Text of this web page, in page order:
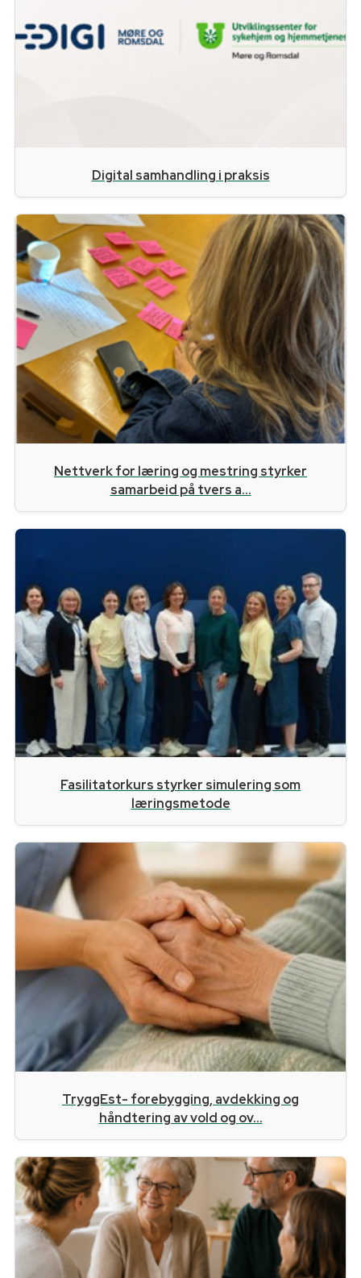
Digital samhandling i praksis
Nettverk for læring og mestring styrker
samarbeid på tvers a...
Fasilitatorkurs styrker simulering som
læringsmetode
TryggEst- forebygging, avdekking og
håndtering av vold og ov...